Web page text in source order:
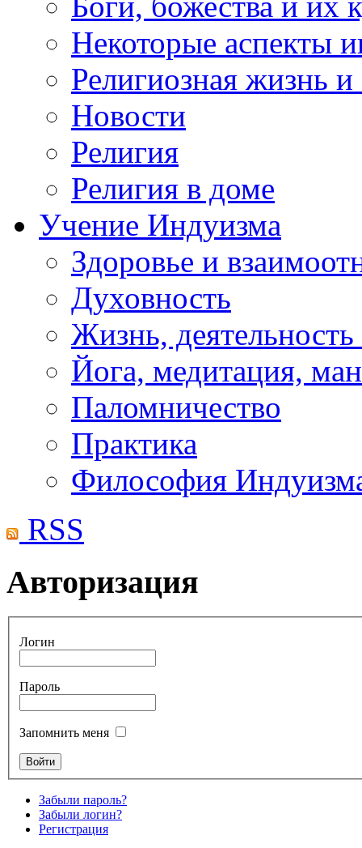
Некоторые аспекты
Религиозная жизнь
Новости
Религия
Религия в доме
Учение Индуизма
Здоровье и
Духовность
Жизнь, деятельность
Йога, медитация,
Паломничество
Практика
Философия
RSS
Авторизация
Логин
Пароль
Запомнить меня
Забыли пароль?
Забыли логин?
Регистрация